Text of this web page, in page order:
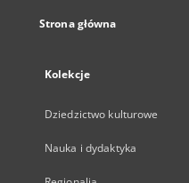
Strona główna
Kolekcje
Dziedzictwo kulturowe
Nauka i dydaktyka